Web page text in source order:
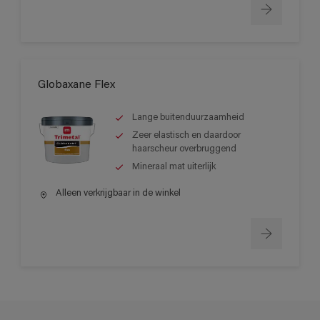
Globaxane Flex
Lange buitenduurzaamheid
Zeer elastisch en daardoor
haarscheur overbruggend
Mineraal mat uiterlijk
Alleen verkrijgbaar in de winkel